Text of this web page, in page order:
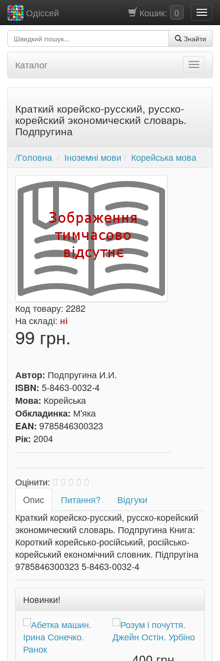
Кошик: 0
Одіссей
Знайти
Каталог
Краткий корейско-русский, русско-
корейский экономический словарь.
Подпругина
/Головна Іноземні мови Корейська мова
Код товару: 2282
На складі: ні
99 грн.
Автор: Подпругина И.И.
ISBN: 5-8463-0032-4
Мова: Корейська
Обкладинка: М'яка
EAN: 9785846300323
Рік: 2004
Оцінити:
Oпис
Питання?
Відгуки
Краткий корейско-русский, русско-корейский
экономический словарь. Подпругина Книга:
Короткий корейсько-російський, російсько-
корейський економічний словник. Підпругіна
9785846300323 5-8463-0032-4
Новинки!